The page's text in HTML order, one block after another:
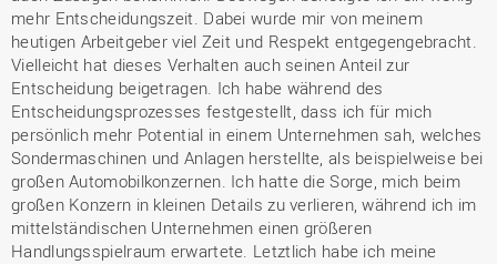
mehr Entscheidungszeit. Dabei wurde mir von meinem
heutigen Arbeitgeber viel Zeit und Respekt entgegengebracht.
Vielleicht hat dieses Verhalten auch seinen Anteil zur
Entscheidung beigetragen. Ich habe während des
Entscheidungsprozesses festgestellt, dass ich für mich
persönlich mehr Potential in einem Unternehmen sah, welches
Sondermaschinen und Anlagen herstellte, als beispielweise bei
großen Automobilkonzernen. Ich hatte die Sorge, mich beim
großen Konzern in kleinen Details zu verlieren, während ich im
mittelständischen Unternehmen einen größeren
Handlungsspielraum erwartete. Letztlich habe ich meine